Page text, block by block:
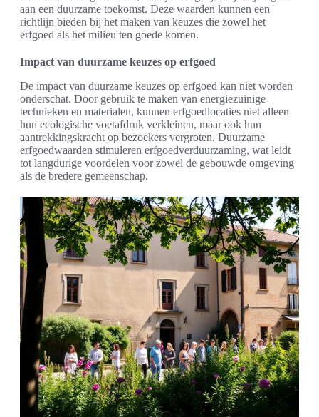
aan een duurzame toekomst. Deze waarden kunnen een
richtlijn bieden bij het maken van keuzes die zowel het
erfgoed als het milieu ten goede komen.
Impact van duurzame keuzes op erfgoed
De impact van duurzame keuzes op erfgoed kan niet worden
onderschat. Door gebruik te maken van energiezuinige
technieken en materialen, kunnen erfgoedlocaties niet alleen
hun ecologische voetafdruk verkleinen, maar ook hun
aantrekkingskracht op bezoekers vergroten. Duurzame
erfgoedwaarden stimuleren erfgoedverduurzaming, wat leidt
tot langdurige voordelen voor zowel de gebouwde omgeving
als de bredere gemeenschap.